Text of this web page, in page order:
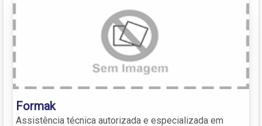
Formak
Assistência técnica autorizada e especializada em